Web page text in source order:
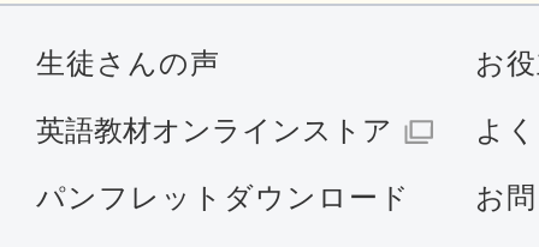
生徒さんの声 お
英語教材オンラインストア よ
パンフレットダウンロード お